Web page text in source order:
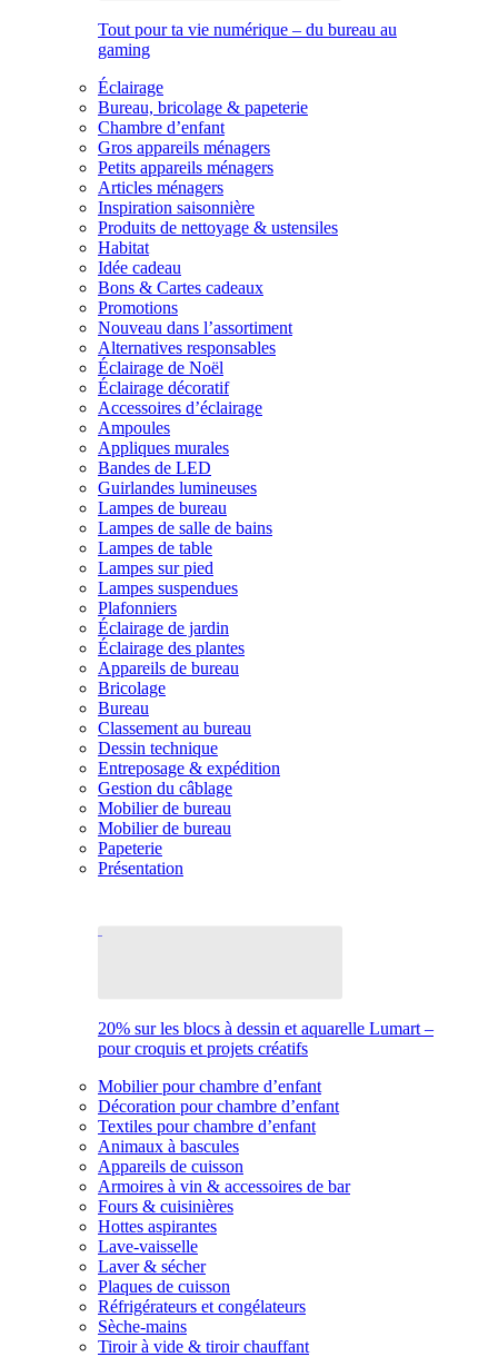
Tout pour ta vie numérique – du bureau au
gaming
Éclairage
Bureau, bricolage & papeterie
Chambre d’enfant
Gros appareils ménagers
Petits appareils ménagers
Articles ménagers
Inspiration saisonnière
Produits de nettoyage & ustensiles
Habitat
Idée cadeau
Bons & Cartes cadeaux
Promotions
Nouveau dans l’assortiment
Alternatives responsables
Éclairage de Noël
Éclairage décoratif
Accessoires d’éclairage
Ampoules
Appliques murales
Bandes de LED
Guirlandes lumineuses
Lampes de bureau
Lampes de salle de bains
Lampes de table
Lampes sur pied
Lampes suspendues
Plafonniers
Éclairage de jardin
Éclairage des plantes
Appareils de bureau
Bricolage
Bureau
Classement au bureau
Dessin technique
Entreposage & expédition
Gestion du câblage
Mobilier de bureau
Mobilier de bureau
Papeterie
Présentation
20% sur les blocs à dessin et aquarelle Lumart –
pour croquis et projets créatifs
Mobilier pour chambre d’enfant
Décoration pour chambre d’enfant
Textiles pour chambre d’enfant
Animaux à bascules
Appareils de cuisson
Armoires à vin & accessoires de bar
Fours & cuisinières
Hottes aspirantes
Lave-vaisselle
Laver & sécher
Plaques de cuisson
Réfrigérateurs et congélateurs
Sèche-mains
Tiroir à vide & tiroir chauffant